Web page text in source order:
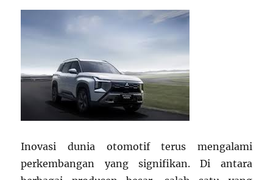
Inovasi dunia otomotif terus mengalami
perkembangan yang signifikan. Di antara